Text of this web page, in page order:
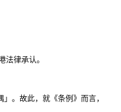
律承认。
。故此，就《条例》而言，